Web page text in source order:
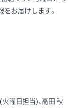
お届けします。
火曜日担当)、高田 秋